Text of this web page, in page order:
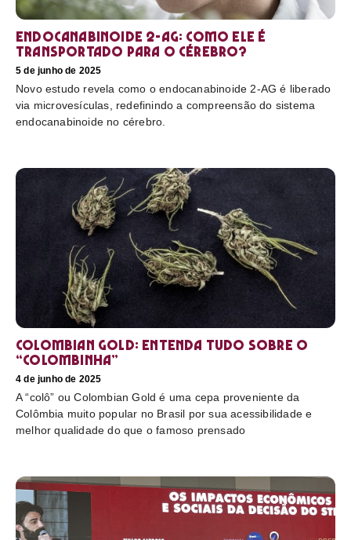
Endocanabinoide 2-AG: Como ele é
transportado para o cérebro?
5 de junho de 2025
Novo estudo revela como o endocanabinoide 2-AG é liberado
via microvesículas, redefinindo a compreensão do sistema
endocanabinoide no cérebro.
Colombian Gold: entenda tudo sobre o
“colombinha”
4 de junho de 2025
A “colô” ou Colombian Gold é uma cepa proveniente da
Colômbia muito popular no Brasil por sua acessibilidade e
melhor qualidade do que o famoso prensado